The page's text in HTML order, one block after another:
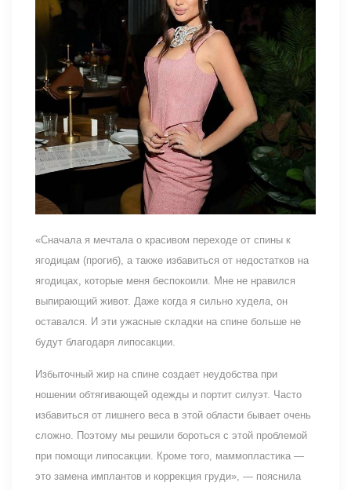
«Сначала я мечтала о красивом переходе от спины к
ягодицам (прогиб), а также избавиться от недостатков на
ягодицах, которые меня беспокоили. Мне не нравился
выпирающий живот. Даже когда я сильно худела, он
оставался. И эти ужасные складки на спине больше не
будут благодаря липосакции.
Избыточный жир на спине создает неудобства при
ношении обтягивающей одежды и портит силуэт. Часто
избавиться от лишнего веса в этой области бывает очень
сложно. Поэтому мы решили бороться с этой проблемой
при помощи липосакции. Кроме того, маммопластика —
это замена имплантов и коррекция груди», — пояснила